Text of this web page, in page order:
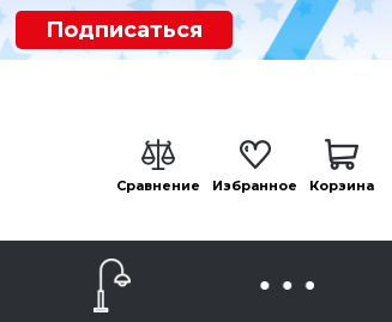
Подписаться
Сравнение Избранное Корзина